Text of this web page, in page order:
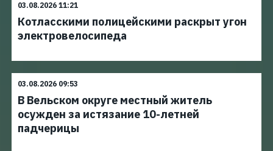
03.08.2026 11:21
Котласскими полицейскими раскрыт угон
электровелосипеда
03.08.2026 09:53
В Вельском округе местный житель
осужден за истязание 10-летней
падчерицы